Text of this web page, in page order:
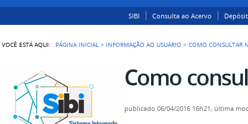
SIBI Consulta ao Acervo
VOCÊ ESTÁ AQUI: PÁGINA INICIAL > INFORMAÇÃO AO USUÁRIO >COMO CONSULTAR
Como
publicado 06/04/2016 16h21, última